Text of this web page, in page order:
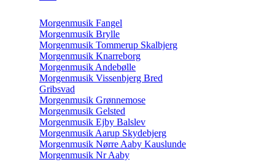
Morgenmusik Fangel
Morgenmusik Brylle
Morgenmusik Tommerup Skalbjerg
Morgenmusik Knarreborg
Morgenmusik Andebølle
Morgenmusik Vissenbjerg Bred
Gribsvad
Morgenmusik Grønnemose
Morgenmusik Gelsted
Morgenmusik Ejby Balslev
Morgenmusik Aarup Skydebjerg
Morgenmusik Nørre Aaby Kauslunde
Morgenmusik Nr Aaby